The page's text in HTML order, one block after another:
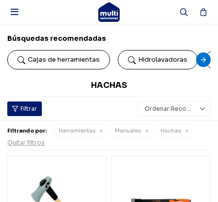

Búsquedas recomendadas
Cajas de herramientas Hidrolavadoras
HACHAS
Recomendados
Filtrando por: Herramientas Manuales Hachas
Quitar filtros